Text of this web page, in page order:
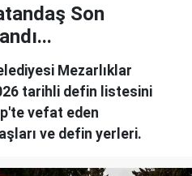
Son
Mezarlıklar
tarihli defin listesini
vefat eden
ve defin yerleri.